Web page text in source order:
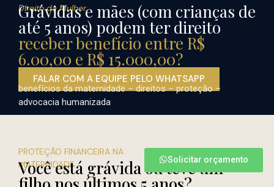
Solicitar orçamento
Direito da Mulher
Grávidas e mães (com crianças de
até 5 anos) podem ter direito
receber benefício entre R$
6.00,00 e R$ 15.000,00?
FALAR COM A EQUIPE PELO WHATSAPP
benefícios da maternidade – direitos – proteção –
advocacia humanizada
PROTEÇÃO FINANCEIRA NA
MATERNIDADE
Você está grávida ou teve um